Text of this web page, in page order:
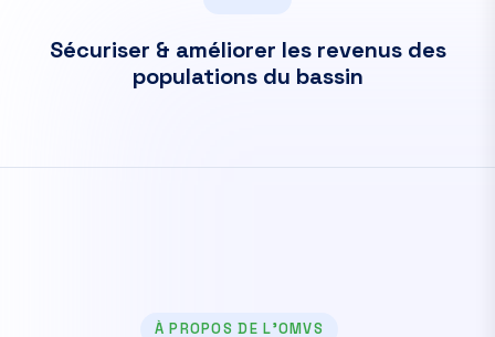
Sécuriser & améliorer les revenus des
populations du bassin
À PROPOS DE L'OMVS